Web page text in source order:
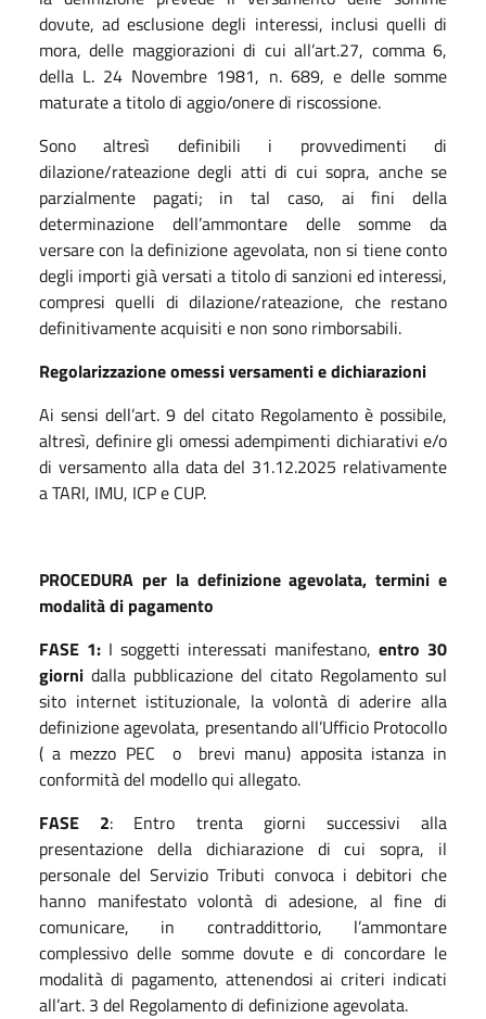
dovute, ad esclusione degli interessi, inclusi quelli di
mora, delle maggiorazioni di cui all’art.27, comma 6,
della L. 24 Novembre 1981, n. 689, e delle somme
maturate a titolo di aggio/onere di riscossione.
Sono altresì definibili i provvedimenti di
dilazione/rateazione degli atti di cui sopra, anche se
parzialmente pagati; in tal caso, ai fini della
determinazione dell’ammontare delle somme da
versare con la definizione agevolata, non si tiene conto
degli importi già versati a titolo di sanzioni ed interessi,
compresi quelli di dilazione/rateazione, che restano
definitivamente acquisiti e non sono rimborsabili.
Regolarizzazione omessi versamenti e dichiarazioni
Ai sensi dell’art. 9 del citato Regolamento è possibile,
altresì, definire gli omessi adempimenti dichiarativi e/o
di versamento alla data del 31.12.2025 relativamente
a TARI, IMU, ICP e CUP.
PROCEDURA per la definizione agevolata, termini e
modalità di pagamento
FASE 1: I soggetti interessati manifestano, entro 30
giorni dalla pubblicazione del citato Regolamento sul
sito internet istituzionale, la volontà di aderire alla
definizione agevolata, presentando all’Ufficio Protocollo
( a mezzo PEC
o
brevi manu) apposita istanza in
conformità del modello qui allegato.
FASE 2: Entro trenta giorni successivi alla
presentazione della dichiarazione di cui sopra, il
personale del Servizio Tributi convoca i debitori che
hanno manifestato volontà di adesione, al fine di
comunicare, in contraddittorio, l’ammontare
complessivo delle somme dovute e di concordare le
modalità di pagamento, attenendosi ai criteri indicati
all’art. 3 del Regolamento di definizione agevolata.